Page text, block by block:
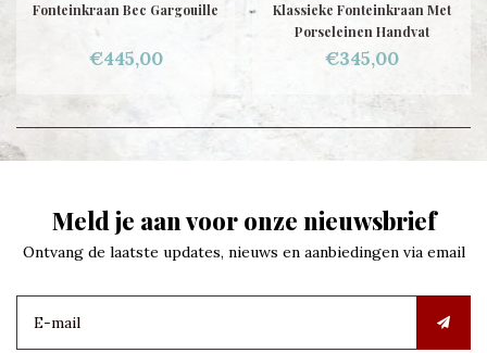
Fonteinkraan Bec Gargouille
€445,00
Klassieke Fonteinkraan Met
Porseleinen Handvat
€345,00
Meld je aan voor onze nieuwsbrief
Ontvang de laatste updates, nieuws en aanbiedingen via email